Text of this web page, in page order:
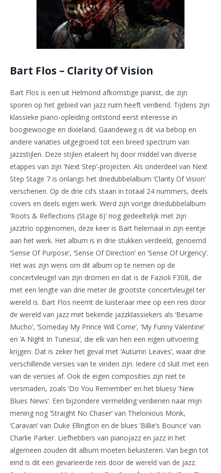
Bart Flos – Clarity Of Vision
Bart Flos is een uit Helmond afkomstige pianist, die zijn
sporen op het gebied van jazz ruim heeft verdiend. Tijdens zijn
klassieke piano-opleiding ontstond eerst interesse in
boogiewoogie en dixieland. Gaandeweg is dit via bebop en
andere variaties uitgegroeid tot een breed spectrum van
jazzstijlen. Deze stijlen etaleert hij door middel van diverse
etappes van zijn ‘Next Step’-projecten. Als onderdeel van Next
Step Stage 7 is onlangs het driedubbelalbum ‘Clarity Of Vision’
verschenen. Op de drie cd’s staan in totaal 24 nummers, deels
covers en deels eigen werk. Werd zijn vorige driedubbelalbum
‘Roots & Reflections (Stage 6)’ nog gedeeltelijk met zijn
jazztrio opgenomen, deze keer is Bart helemaal in zijn eentje
aan het werk. Het album is in drie stukken verdeeld, genoemd
‘Sense Of Purpose’, ‘Sense Of Direction’ en ‘Sense Of Urgency’.
Het was zijn wens om dit album op te nemen op de
concertvleugel van zijn dromen en dat is de Fazioli F308, die
met een lengte van drie meter de grootste concertvleugel ter
wereld is. Bart Flos neemt de luisteraar mee op een reis door
de wereld van jazz met bekende jazzklassiekers als ‘Besame
Mucho’, ‘Someday My Prince Will Come’, ‘My Funny Valentine’
en ‘A Night In Tunesia’, die elk van hen een eigen uitvoering
krijgen. Dat is zeker het geval met ‘Autumn Leaves’, waar drie
verschillende versies van te vinden zijn. Iedere cd sluit met een
van de versies af. Ook de eigen composities zijn niet te
versmaden, zoals ‘Do You Remember’ en het bluesy ‘New
Blues News’. Een bijzondere vermelding verdienen naar mijn
mening nog ‘Straight No Chaser’ van Thelonious Monk,
‘Caravan’ van Duke Ellington en de blues ‘Billie’s Bounce’ van
Charlie Parker. Liefhebbers van pianojazz en jazz in het
algemeen zouden dit album moeten beluisteren. Van begin tot
eind is dit een gevarieerde reis door de wereld van de jazz.